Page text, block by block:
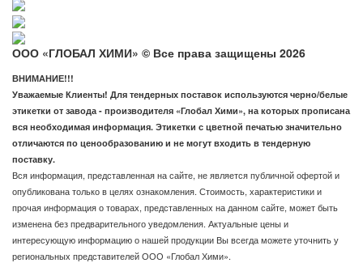
ООО «ГЛОБАЛ ХИМИ» © Все права защищены 2026
ВНИМАНИЕ!!!
Уважаемые Клиенты! Для тендерных поставок используются черно/белые
этикетки от завода - производителя «Глобал Хими», на которых прописана
вся необходимая информация. Этикетки с цветной печатью значительно
отличаются по ценообразованию и не могут входить в тендерную
поставку.
Вся информация, представленная на сайте, не является публичной офертой и
опубликована только в целях ознакомления. Стоимость, характеристики и
прочая информация о товарах, представленных на данном сайте, может быть
изменена без предварительного уведомления. Актуальные цены и
интересующую информацию о нашей продукции Вы всегда можете уточнить у
региональных представителей ООО «Глобал Хими».